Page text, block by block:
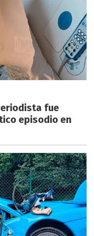
fue
episodio en